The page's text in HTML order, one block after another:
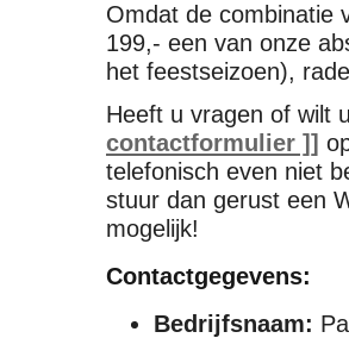
Omdat de combinatie
199,- een van onze
het feestseizoen),
Heeft u vragen of wilt
contactformulier ]]
telefonisch even niet
stuur dan gerust een
mogelijk!
Contactgegevens:
Bedrijfsnaam: